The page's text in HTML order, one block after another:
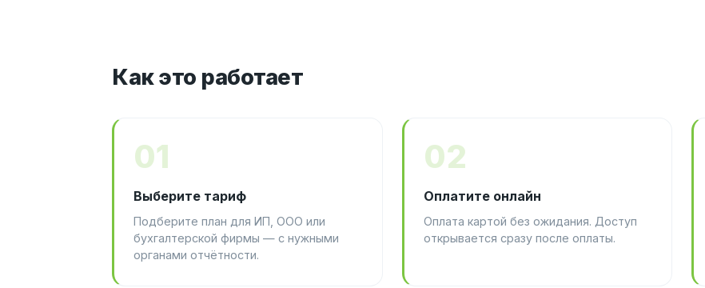
Как это работает
01
Выберите тариф
Подберите план для ИП, ООО или
бухгалтерской фирмы — с нужными
органами отчётности.
02
Оплатите онлайн
Оплата картой без ожидания. Доступ
открывается сразу после оплаты.